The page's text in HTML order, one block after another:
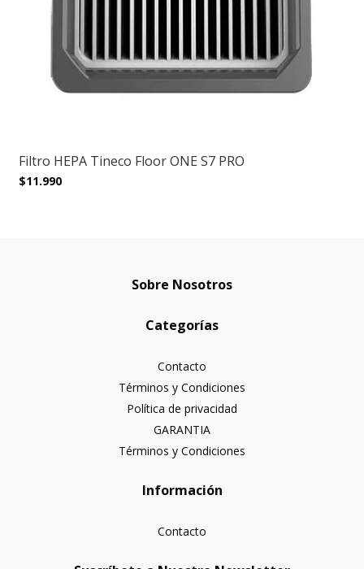
Filtro HEPA Tineco Floor ONE S7 PRO
$11.990
Sobre Nosotros
Categorías
Contacto
Términos y Condiciones
Política de privacidad
GARANTIA
Términos y Condiciones
Información
Contacto